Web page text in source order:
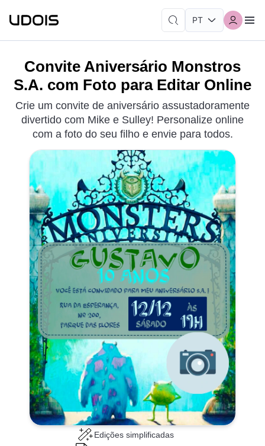
Convite Aniversário Monstros
S.A. com Foto para Editar Online
Crie um convite de aniversário assustadoramente
divertido com Mike e Sulley! Personalize online
com a foto do seu filho e envie para todos.
Edições simplificadas